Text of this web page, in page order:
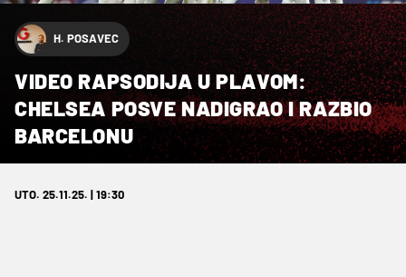
H. POSAVEC
VIDEO RAPSODIJA U PLAVOM:
CHELSEA POSVE NADIGRAO I RAZBIO
BARCELONU
UTO. 25.11.25. | 19:30